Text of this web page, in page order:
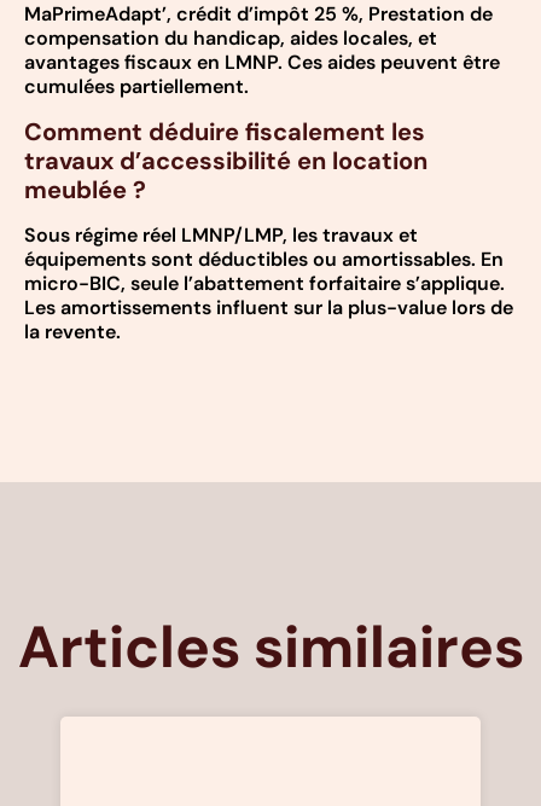
MaPrimeAdapt’, crédit d’impôt 25 %, Prestation de
compensation du handicap, aides locales, et
avantages fiscaux en LMNP. Ces aides peuvent être
cumulées partiellement.
Comment déduire fiscalement les
travaux d’accessibilité en location
meublée ?
Sous régime réel LMNP/LMP, les travaux et
équipements sont déductibles ou amortissables. En
micro-BIC, seule l’abattement forfaitaire s’applique.
Les amortissements influent sur la plus-value lors de
la revente.
Articles similaires